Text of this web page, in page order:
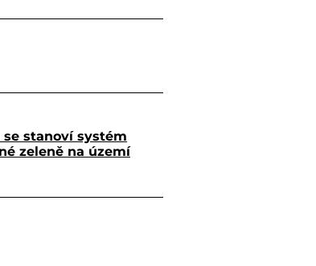
se stanoví systém
zeleně na území